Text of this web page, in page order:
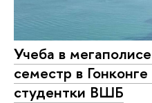
Учеба в
семестр в Гонконге
студентки ВШБ